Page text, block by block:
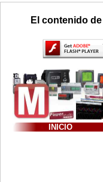
El contenido
INICIO